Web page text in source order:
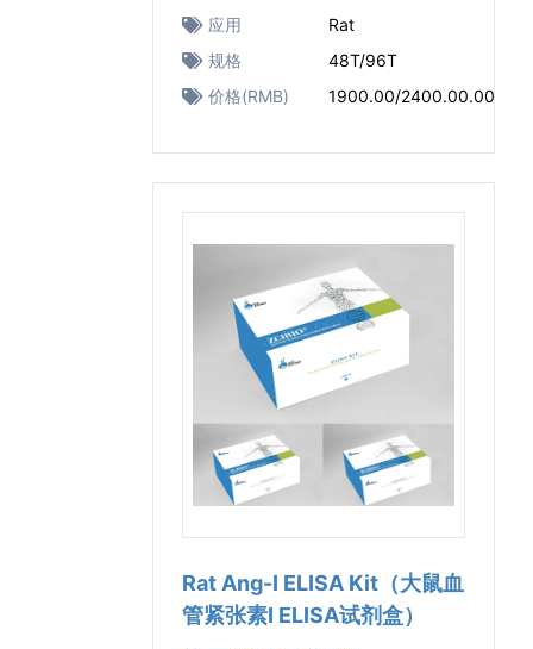
应用
Rat
规格
48T/96T
价格(RMB)
1900.00/2400.00.00
Rat Ang-I ELISA Kit（大鼠血
管紧张素I ELISA试剂盒）